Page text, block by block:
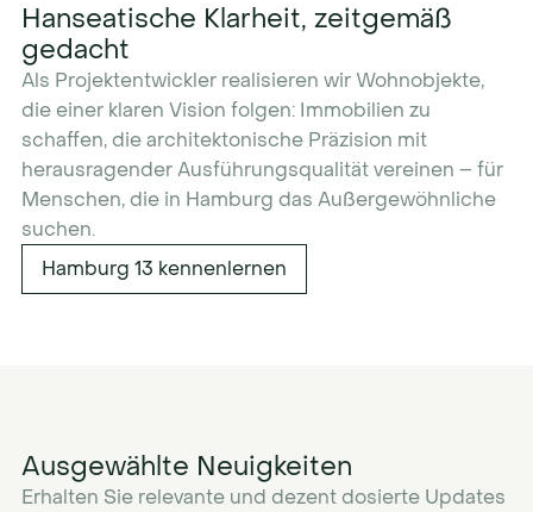
Hanseatische Klarheit, zeitgemäß
gedacht
Als Projektentwickler realisieren wir Wohnobjekte,
die einer klaren Vision folgen: Immobilien zu
schaffen, die architektonische Präzision mit
herausragender Ausführungsqualität vereinen – für
Menschen, die in Hamburg das Außergewöhnliche
suchen.
Hamburg 13 kennenlernen
Ausgewählte Neuigkeiten
Erhalten Sie relevante und dezent dosierte Updates